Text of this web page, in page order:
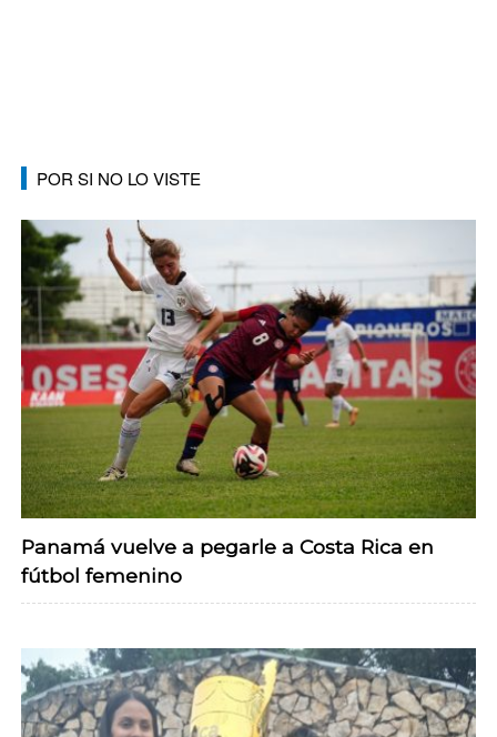
POR SI NO LO VISTE
Panamá vuelve a pegarle a Costa Rica en
fútbol femenino